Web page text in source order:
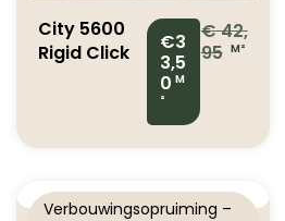
City 5600
Rigid Click
€3
3,5
0 M
²
€42,
95 M²
Verbouwingsopruiming –